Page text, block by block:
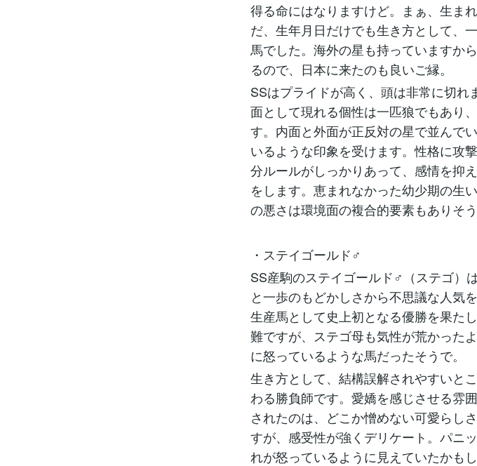
得る命にはなりますけど。まぁ、生ま
だ、生年月日だけでも生き方として、
馬でした。海外の星も持っていますか
るので、日本に来たのも良いご縁。
SSはプライドが高く、頭は非常に切
面として現れる個性は一匹狼でもあり
す。内面と外面が正反対の星で並んで
いるような印象を受けます。性格に攻
分ルールがしっかりあって、感情を抑
をします。恵まれなかった幼少期の生
の悪さは環境面の複合的要素もありそう
・ステイゴールド♂
SS産駒のステイゴールド♂（ステゴ）
と一歩のもどかしさから不思議な人気
生産馬として史上初となる優勝を果た
難ですが、ステゴ母も気性が荒かった
に怒っているような馬だったそうで。
生き方として、結構誤解されやすいと
わる勝負師です。愛嬌を感じさせる雰
されたのは、どこか憎めない可愛らし
すが、感受性が強くデリケート。パニ
れが怒っているように見えていたかも